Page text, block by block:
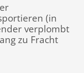
(in
verplombt
zu Fracht